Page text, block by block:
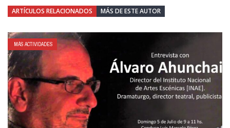
ARTÍCULOS RELACIONADOS MÁS DE ESTE AUTOR
MÁS ACTIVIDADES